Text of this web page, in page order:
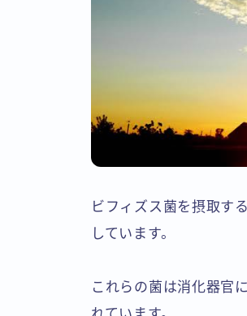
ビフィズス菌を摂取す
しています。
これらの菌は消化器官